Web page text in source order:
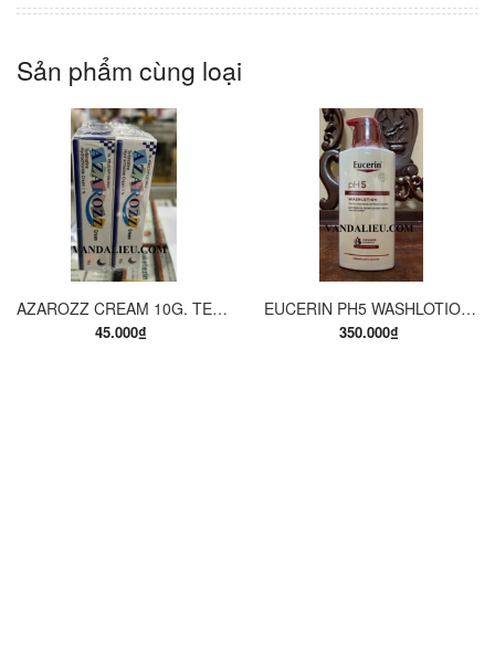
Sản phẩm cùng loại
AZAROZZ CREAM 10G. TERBINAFINE 1%. THUỐC TRỊ NẤM DA CHÂN, NẤM DA ĐÙI, NẤM DA THÂN, LANG BEN...
45.000₫
EUCERIN PH5 WASHLOTION 400ML. SỮA TẮM DẠNG GEL CHO DA NHẠY CẢM.
350.000₫